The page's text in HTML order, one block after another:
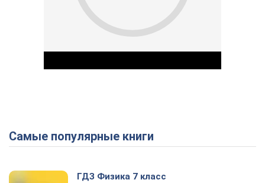
Play Video
Самые популярные книги
ГДЗ Физика 7 класс